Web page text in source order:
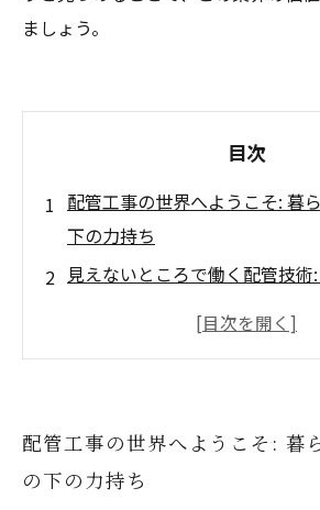
ましょう。
目次
配管工事の世界へようこそ: 暮
下の力持ち
見えないところで働く配管技
配管工事という選択肢: 働きが
未来の配管工事: 技術革新と新材
配管工事の世界へようこそ: 暮
の下の力持ち